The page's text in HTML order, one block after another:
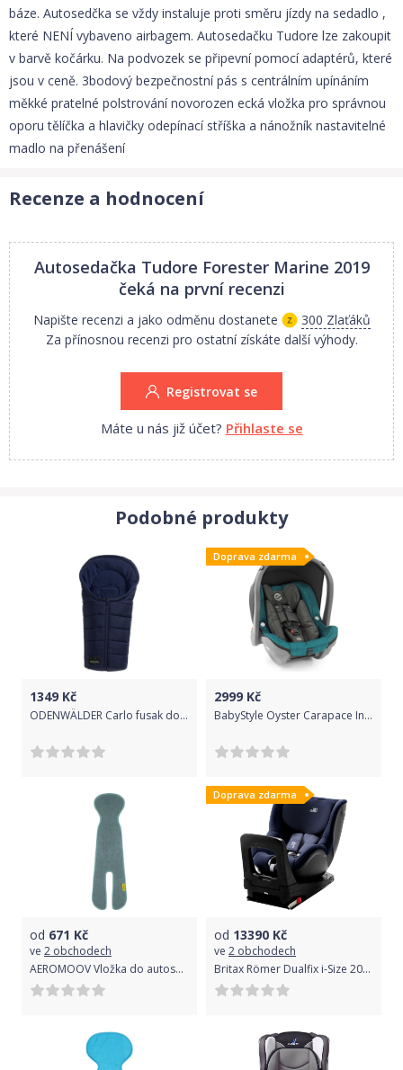
báze. Autosedčka se vždy instaluje proti směru jízdy na sedadlo ,
které NENÍ vybaveno airbagem. Autosedačku Tudore lze zakoupit
v barvě kočárku. Na podvozek se připevní pomocí adaptérů, které
jsou v ceně. 3bodový bezpečnostní pás s centrálním upínáním
měkké pratelné polstrování novorozen ecká vložka pro správnou
oporu tělíčka a hlavičky odepínací stříška a nánožník nastavitelné
madlo na přenášení
Recenze a hodnocení
Autosedačka Tudore Forester Marine 2019
čeká na první recenzi
Napište recenzi a jako odměnu dostanete
300 Zlaťáků
Za přínosnou recenzi pro ostatní získáte další výhody.
Registrovat se
Máte u nás již účet? Přihlaste se
Podobné produkty
1349 Kč
ODENWÄLDER Carlo fusak do autosedačky 2017 – marine
Doprava zdarma
2999 Kč
BabyStyle Oyster Carapace Infant i-Size Peacock 2020
od 671 Kč
ve 2 obchodech
AEROMOOV Vložka do autosedačky Mint 15-36 kg
Doprava zdarma
od 13390 Kč
ve 2 obchodech
Britax Römer Dualfix i-Size 2019 Moonlight Blue